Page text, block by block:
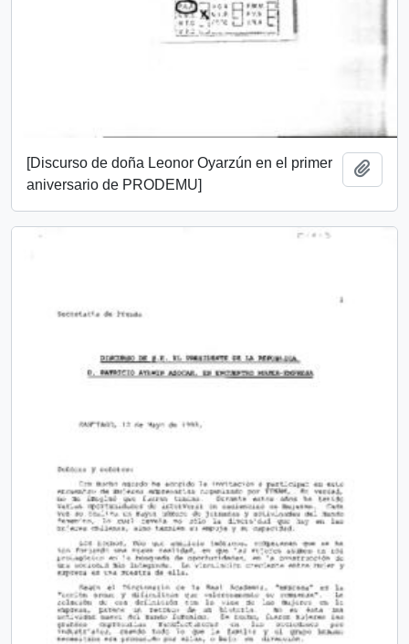
[Discurso de doña Leonor Oyarzún en el primer
aniversario de PRODEMU]